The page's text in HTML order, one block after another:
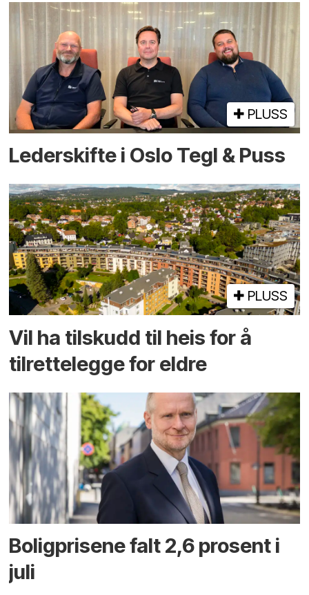
PLUSS
Lederskifte i Oslo Tegl & Puss
PLUSS
Vil ha tilskudd til heis for å
tilrettelegge for eldre
Boligprisene falt 2,6 prosent i
juli